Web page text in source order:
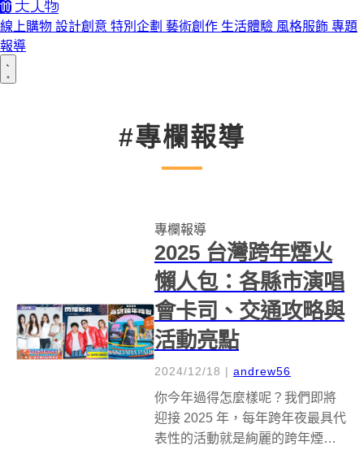
線上購物 設計創意 特別企劃 藝術創作 生活體驗 風格服飾 專題
報導
#專欄報導
專欄報導
2025 台灣跨年煙火
懶人包：各縣市演唱
會卡司、交通攻略與
活動亮點
2024/12/18 | andrew56
你今年過得怎麼樣呢？我們即將
迎接 2025 年，每年跨年夜最具代
表性的活動就是絢麗的跨年煙火